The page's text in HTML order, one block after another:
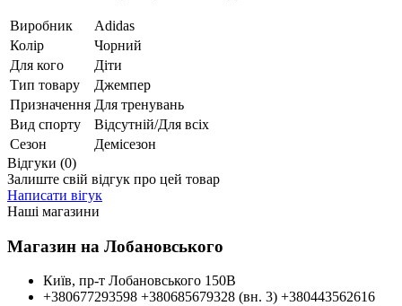
Виробник
Adidas
Колір
Чорний
Для кого
Діти
Тип товару
Джемпер
Призначення Для тренувань
Вид спорту
Відсутній/Для всіх
Сезон
Демісезон
Відгуки (0)
Залиште свій відгук про цей товар
Написати вігук
Наші магазини
Магазин на Лобановського
Київ, пр-т Лобановського 150В
+380677293598 +380685679328 (вн. 3) +380443562616